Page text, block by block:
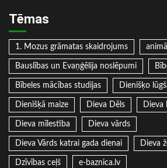
Tēmas
1. Mozus grāmatas skaidrojums
Bauslības un Evaņģēlija noslēpumi
Bībeles mācības studijas Dienišķo
Dienišķā maize Dieva Dēls Dieva
Dieva mīlestība Dieva vārds
Dieva Vārds katrai gada dienai Dieva
Dzīvības ceļš e-baznica.lv